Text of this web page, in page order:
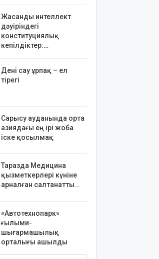
Жасанды интеллект
дәуіріндегі
конституциялық
кепілдіктер:…
Дені сау ұрпақ – ел
тірегі
Сарысу ауданында орта
азиядағы ең ірі жоба
іске қосылмақ
Таразда Медицина
қызметкерлері күніне
арналған салтанатты…
«Автотехнопарк»
ғылыми-
шығармашылық
орталығы ашылды